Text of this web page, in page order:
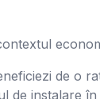
de o
de instalare